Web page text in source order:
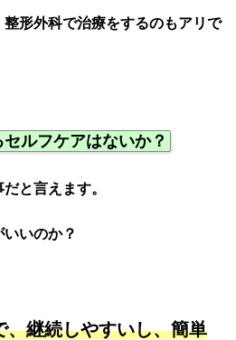
形外科で治療をするのもアリで
ルフケアはないか？
と言えます。
いのか？
、継続しやすいし、簡単